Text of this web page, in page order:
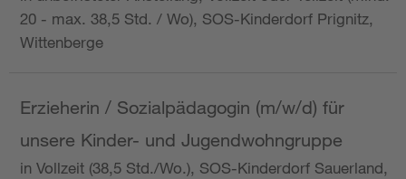
20 - max. 38,5 Std. / Wo), SOS-Kinderdorf Prignitz,
Wittenberge
Erzieherin / Sozialpädagogin (m/w/d) für
unsere Kinder- und Jugendwohngruppe
in Vollzeit (38,5 Std./Wo.), SOS-Kinderdorf Sauerland,